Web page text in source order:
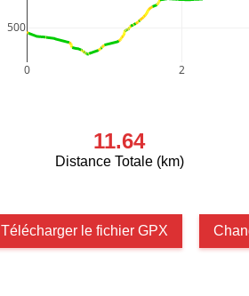
0 2
500
11.64
Distance Totale (km)
Télécharger le fichier GPX